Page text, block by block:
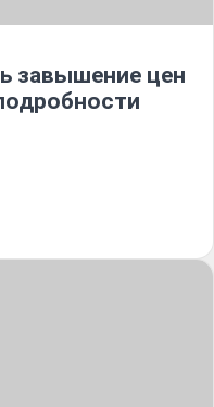
завышение цен